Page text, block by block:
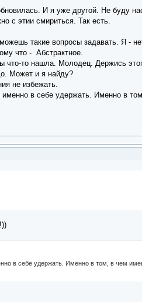
И я уже другой. Не буду
с этии смириться. Так есть.
такие вопросы задавать. Я -
что - Абстрактное.
то нашла. Молодец. Держись
Может и я найду?
не избежать.
в себе удержать. Именно в
в себе удержать. Именно в том, в чем